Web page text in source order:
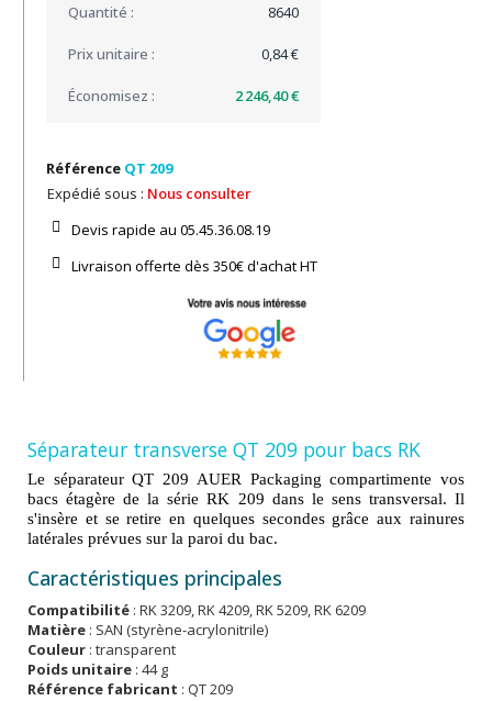
8640
0,84 €
2 246,40 €
Référence QT 209
Expédié sous : Nous consulter
Devis rapide au 05.45.36.08.19​
Livraison offerte dès 350€ d'achat​ HT
Séparateur transverse QT 209 pour bacs RK
Le séparateur QT 209 AUER Packaging compartimente vos
bacs étagère de la série RK 209 dans le sens transversal. Il
s'insère et se retire en quelques secondes grâce aux rainures
latérales prévues sur la paroi du bac.
Caractéristiques principales
Compatibilité : RK 3209, RK 4209, RK 5209, RK 6209
Matière : SAN (styrène-acrylonitrile)
Couleur : transparent
Poids unitaire : 44 g
Référence fabricant : QT 209